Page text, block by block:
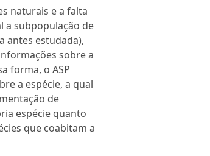
naturais e a falta
a subpopulação de
antes estudada),
sobre a
forma, o ASP
a espécie, a qual
de
espécie quanto
que coabitam a